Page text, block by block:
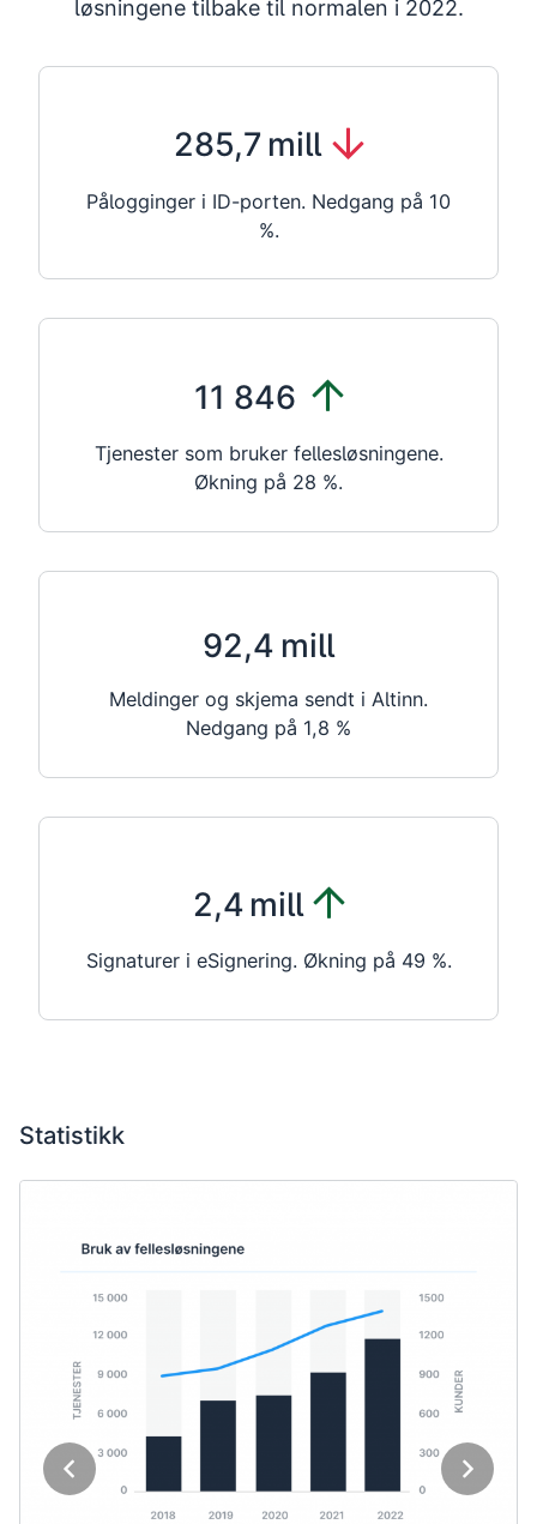
løsningene tilbake til normalen i 2022.
285,7 mill
Negativ
synkende
Pålogginger i ID-porten. Nedgang på 10
%.
11 846
Positiv
økende
trend
Tjenester som bruker fellesløsningene.
Økning på 28 %.
92,4 mill
Meldinger og skjema sendt i Altinn.
Nedgang på 1,8 %
2,4 mill
Positiv
økende
Signaturer i eSignering. Økning på 49 %.
Statistikk
Tilbake Neste